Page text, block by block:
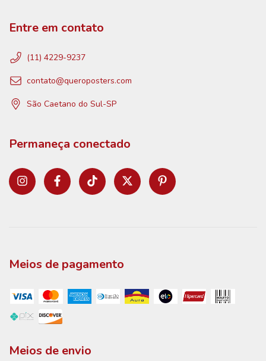
Entre em contato
(11) 4229-9237
contato@queroposters.com
São Caetano do Sul-SP
Permaneça conectado
Meios de pagamento
Meios de envio